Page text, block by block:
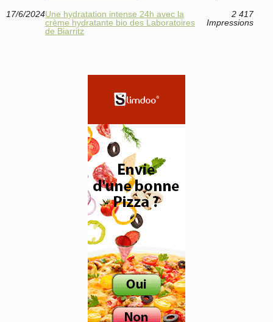
17/6/2024Une hydratation intense 24h avec la
crème hydratante bio des Laboratoires
de Biarritz
2 417
Impressions